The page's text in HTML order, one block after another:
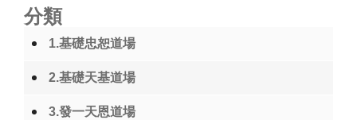
分類
1.基礎忠恕道場
2.基礎天基道場
3.發一天恩道場